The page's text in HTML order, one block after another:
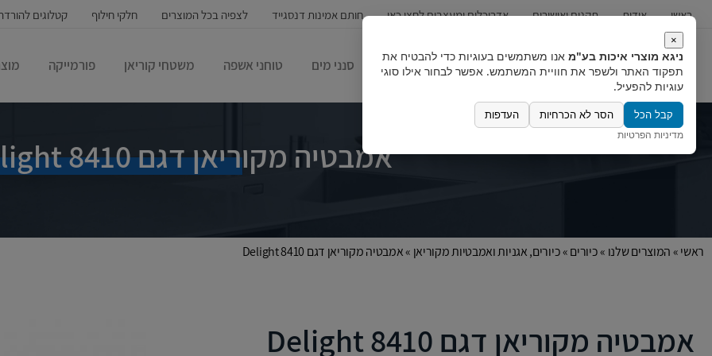
ראשי אודות תקנים ואישורים אדריכלים ומעצבים לחצו כאן חותם אמינות דנסגייד לצפיה בכל המוצרים חלקי חילוף קטלוגים
כיורים ברזים מערכות מים סנני מים טוחני אשפה משטחי קוריאן פורמייקה
אמבטיה מקוריאן דגם Delight 8410
ראשי»המוצרים שלנו »כיורים»כיורים, אגניות ואמבטיות מקוריאן »אמבטיה מקוריאן דגם Delight 8410
אמבטיה מקוריאן דגם Delight 8410
×
ניגא מוצרי איכות בע"מ אנו משתמשים בעוגיות כדי להבטיח את
תפקוד האתר ולשפר את חוויית המשתמש. אפשר לבחור אילו סוגי
עוגיות להפעיל.
קבל הכל הסר לא הכרחיות העדפות
מדיניות הפרטיות